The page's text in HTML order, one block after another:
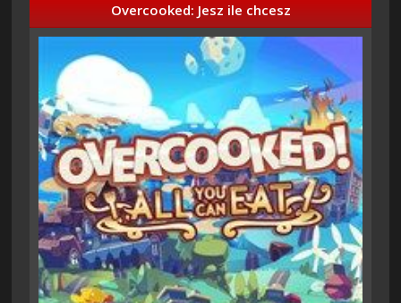
Overcooked: Jesz ile chcesz